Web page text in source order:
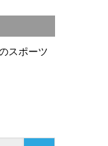
スポーツ